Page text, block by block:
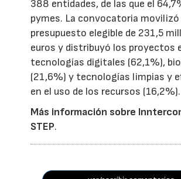
388 entidades, de las que el
pymes. La convocatoria movilizó
presupuesto elegible de 231,5
euros y distribuyó los proyectos
tecnologías digitales (62,1%),
(21,6%) y tecnologías limpias y
en el uso de los recursos (16,2%).
Más información sobre
STEP.